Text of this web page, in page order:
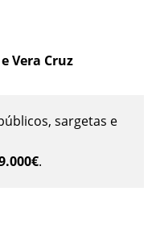
Vera Cruz
sargetas e
.